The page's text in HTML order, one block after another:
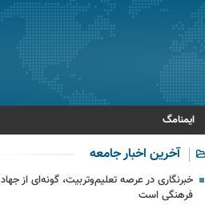
ایمنامگ
آخرین اخبار جامعه
خبرنگاری در عرصه تعلیم‌وتربیت، گونه‌ای از جهاد
فرهنگی است